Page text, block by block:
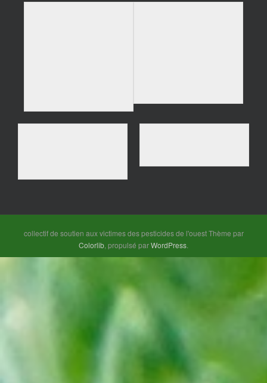
collectif de soutien aux victimes des pesticides de l'ouest Thème par
Colorlib, propulsé parWordPress.